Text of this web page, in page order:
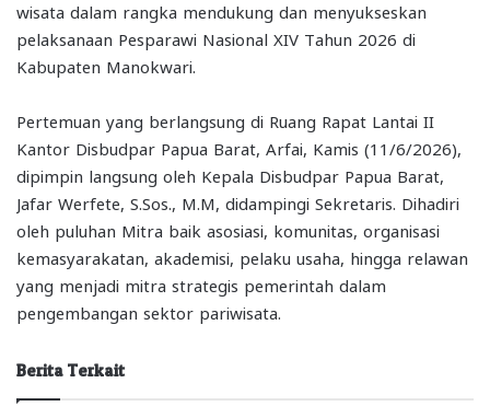
wisata dalam rangka mendukung dan menyukseskan
pelaksanaan Pesparawi Nasional XIV Tahun 2026 di
Kabupaten Manokwari.
Pertemuan yang berlangsung di Ruang Rapat Lantai II
Kantor Disbudpar Papua Barat, Arfai, Kamis (11/6/2026),
dipimpin langsung oleh Kepala Disbudpar Papua Barat,
Jafar Werfete, S.Sos., M.M, didampingi Sekretaris. Dihadiri
oleh puluhan Mitra baik asosiasi, komunitas, organisasi
kemasyarakatan, akademisi, pelaku usaha, hingga relawan
yang menjadi mitra strategis pemerintah dalam
pengembangan sektor pariwisata.
Berita Terkait